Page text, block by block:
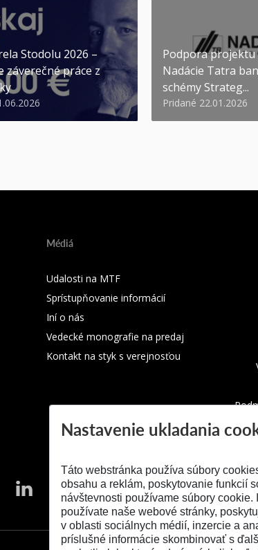
Stodolu 2026 –
záverečné práce z
Podpora projektu
Nadácie Tatra
schémy Strateg...
Pridané 22.01.2026
Médiá
Udalosti na MTF
Sprístupňovanie informácií
Iní o nás
Vedecké monografie na predaj
Kontakt na styk s verejnosťou
Nastavenie ukladania
Táto webstránka používa súbory
obsahu a reklám, poskytovanie funkcií
návštevnosti používame súbory cookie.
používate naše webové stránky,
v oblasti sociálnych médií, inzercie a
príslušné informácie skombinovať s